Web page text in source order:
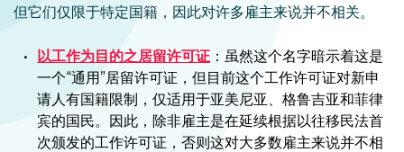
但它们仅限于特定国籍，因此对许多雇主来说并不相关。
以工作为目的之居留许可证 ：虽然这个名字暗示着这是
一个“通用”居留许可证，但目前这个工作许可证对新申
请人有国籍限制，仅适用于亚美尼亚、格鲁吉亚和菲律
宾的国民。因此，除非雇主是在延续根据以往移民法首
次颁发的工作许可证，否则这对大多数雇主来说并不相